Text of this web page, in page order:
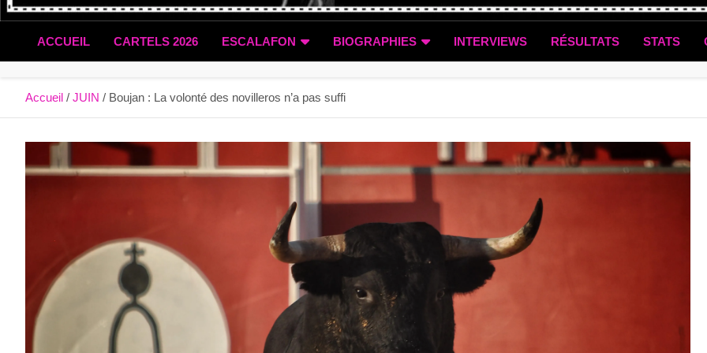
ACCUEIL CARTELS 2026 ESCALAFON BIOGRAPHIES INTERVIEWS RÉSULTATS STATS
Accueil JUIN Boujan : La volonté des novilleros n’a pas suffi